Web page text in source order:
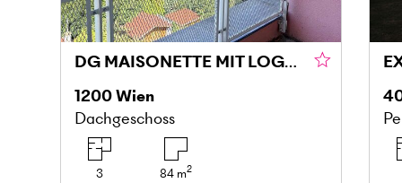
DG MAISONETTE MIT LOGGIA UND GRÜNBLICK IN DONAU NÄHE
1200Wien
Dachgeschoss
3 84m2